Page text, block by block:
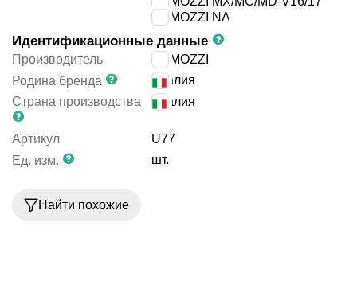
CAMOZZI NA
Идентификационные данные
Производитель
CAMOZZI
Родина бренда
Италия
Страна производства
Италия
Артикул
U77
Ед. изм.
шт.
Найти похожие